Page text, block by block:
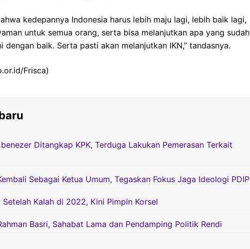
kedepannya Indonesia harus lebih maju lagi, lebih baik lagi,
untuk semua orang, serta bisa melanjutkan apa yang sudah
baik. Serta pasti akan melanjutkan IKN,” tandasnya.
Frisca)
Ditangkap KPK, Terduga Lakukan Pemerasan Terkait
Sebagai Ketua Umum, Tegaskan Fokus Jaga Ideologi PDIP
Kalah di 2022, Kini Pimpin Korsel
Basri, Sahabat Lama dan Pendamping Politik Rendi